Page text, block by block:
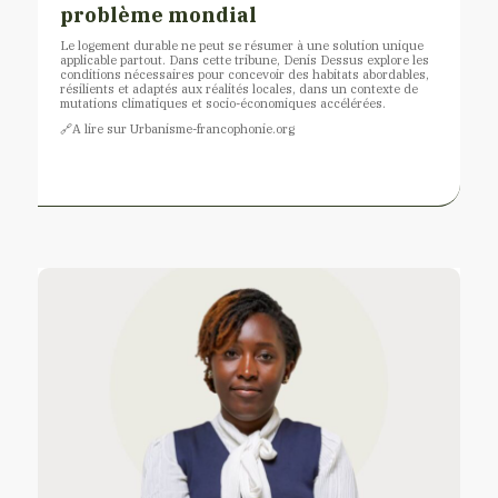
problème mondial
Le logement durable ne peut se résumer à une solution unique
applicable partout. Dans cette tribune, Denis Dessus explore les
conditions nécessaires pour concevoir des habitats abordables,
résilients et adaptés aux réalités locales, dans un contexte de
mutations climatiques et socio-économiques accélérées.
🔗​A lire sur Urbanisme-francophonie.org